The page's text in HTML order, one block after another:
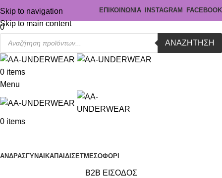
Skip to navigation
Skip to main content
ΕΠΙΚΟΙΝΩΝΙΑ INSTAGRAM FACEBOOK
0
ΑΝΑΖΉΤΗΣΗ
0 items
Menu
0 items
ΑΝΔΡΑΣΓΥΝΑΙΚΑΠΑΙΔΙ ΣΕΤΜΕΣΟΦΟΡΙ
B2B ΕΙΣΟΔΟΣ